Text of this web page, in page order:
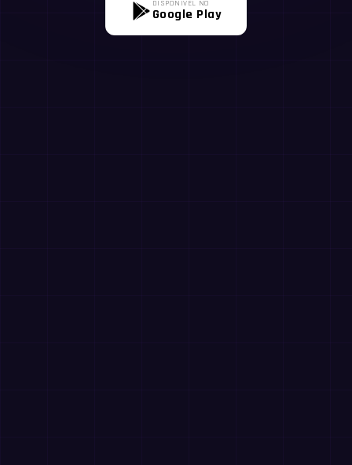
DISPONÍVEL NO
Google Play